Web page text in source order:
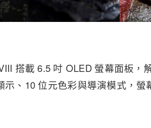
搭載 6.5 吋 OLED 螢幕面板
示、10 位元色彩與導演模式，